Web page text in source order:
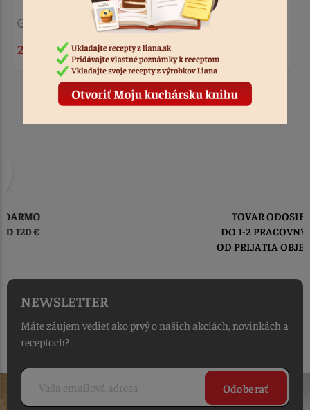
Kód: 3575 1 ks
OD PRIJATIA OBJEDNÁVKY
NEWSLETTER
Máte záujem vedieť ako prvý o našich akciách, novinkách a
receptoch?
Odoberať